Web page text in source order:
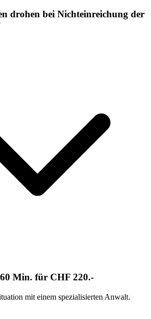
drohen bei Nichteinreichung der
Min. für CHF 220.-
mit einem spezialisierten Anwalt.